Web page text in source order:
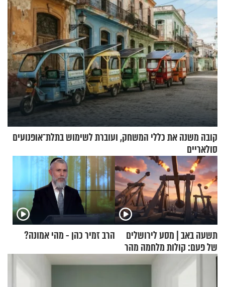
קובה משנה את כללי המשחק, ועוברת לשימוש בתלת־אופנועים
סולאריים
תשעה באב | מסע לירושלים
של פעם: קולות מלחמה מהר
הזיתים
הרב זמיר כהן - מהי אמונה?